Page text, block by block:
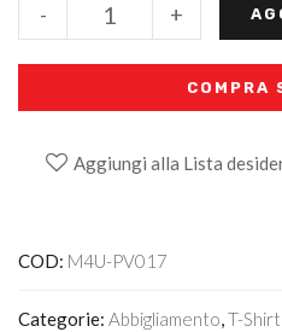
+
-
COMPRA
Aggiungi alla Lista
COD: M4U-PV017
Categorie: Abbigliamento,T-Shirt